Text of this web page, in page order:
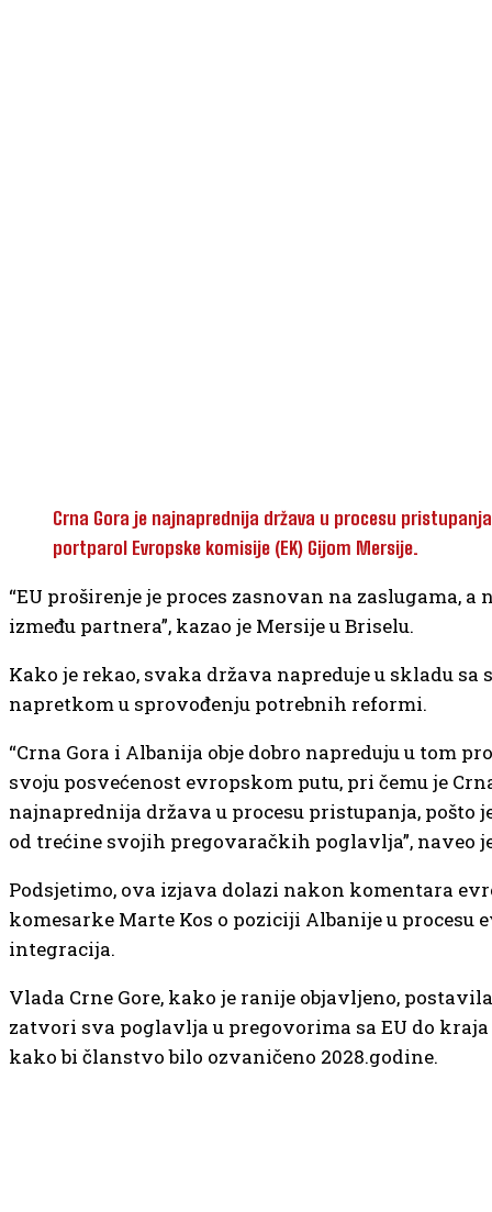
Crna Gora je najnaprednija država u procesu
portparol Evropske komisije (EK) Gijom Mersije.
“EU proširenje je proces zasnovan na zaslugama, a
između partnera”, kazao je Mersije u Briselu.
Kako je rekao, svaka država napreduje u skladu sa
napretkom u sprovođenju potrebnih reformi.
“Crna Gora i Albanija obje dobro napreduju u tom
svoju posvećenost evropskom putu, pri čemu je
najnaprednija država u procesu pristupanja, pošto
od trećine svojih pregovaračkih poglavlja”, naveo
Podsjetimo, ova izjava dolazi nakon komentara
komesarke Marte Kos o poziciji Albanije u procesu
integracija.
Vlada Crne Gore, kako je ranije objavljeno,
zatvori sva poglavlja u pregovorima sa EU do kraja
kako bi članstvo bilo ozvaničeno 2028.godine.